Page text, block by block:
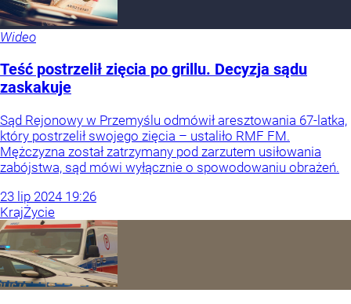
Wideo
Teść postrzelił zięcia po grillu. Decyzja sądu
zaskakuje
Sąd Rejonowy w Przemyślu odmówił aresztowania 67-latka,
który postrzelił swojego zięcia – ustaliło RMF FM.
Mężczyzna został zatrzymany pod zarzutem usiłowania
zabójstwa, sąd mówi wyłącznie o spowodowaniu obrażeń.
23 lip 2024 19:26
KrajŻycie